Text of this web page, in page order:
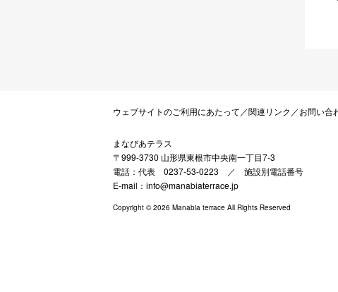
ウェブサイトのご利用にあたって ／関連リンク ／お問い合
まなびあテラス
〒999-3730 山形県東根市中央南一丁目7-3
電話：代表 0237-53-0223 ／ 施設別電話番号
E-mail：info@manabiaterrace.jp
Copyright © 2026 Manabia terrace All Rights Reserved